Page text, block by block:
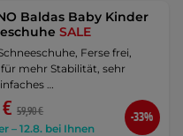
Baldas Baby Kinder
SALE
Ferse frei,
mehr Stabilität, sehr
…
59,90 €
– 12.8. bei Ihnen
-33%